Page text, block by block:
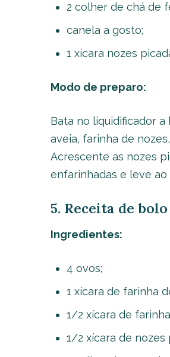
2 colher de chá de
canela a gosto;
1 xícara nozes
Modo de preparo:
Bata no liquidificador
aveia, farinha de
Acrescente as nozes
enfarinhadas e leve ao
5. Receita de
Ingredientes:
4 ovos;
1 xícara de farinha
1/2 xícara de
1/2 xícara de nozes